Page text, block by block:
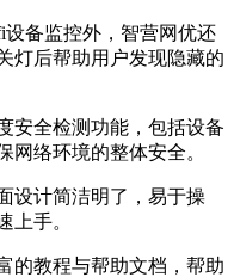
备监控外，智营网优还
灯后帮助用户发现隐藏的
安全检测功能，包括设备
设计简洁明了，易于操